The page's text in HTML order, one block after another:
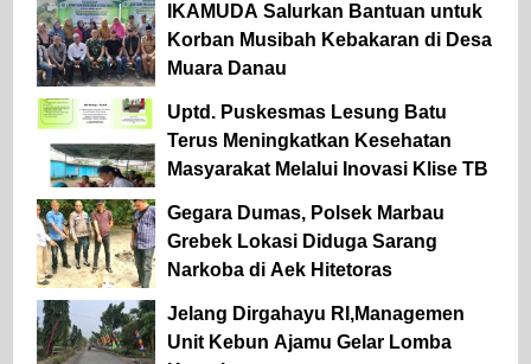
IKAMUDA Salurkan Bantuan untuk
Korban Musibah Kebakaran di Desa
Muara Danau
Uptd. Puskesmas Lesung Batu
Terus Meningkatkan Kesehatan
Masyarakat Melalui Inovasi Klise TB
Gegara Dumas, Polsek Marbau
Grebek Lokasi Diduga Sarang
Narkoba di Aek Hitetoras
Jelang Dirgahayu RI,Managemen
Unit Kebun Ajamu Gelar Lomba